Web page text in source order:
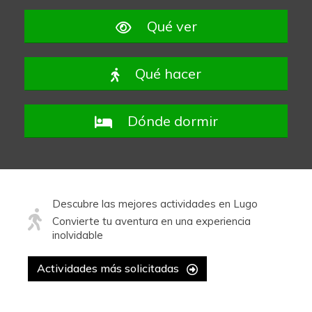
Qué ver
Qué hacer
Dónde dormir
Descubre las mejores actividades en Lugo
Convierte tu aventura en una experiencia
inolvidable
Actividades más solicitadas